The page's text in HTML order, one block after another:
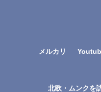
メルカリ
北欧・ムンクを